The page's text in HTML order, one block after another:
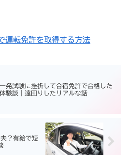
運転免許を取得する方法
一発試験に挫折して合宿免許で合格した
体験談｜遠回りしたリアルな話
？有給で短